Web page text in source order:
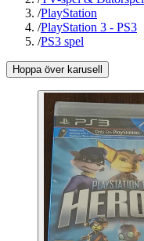
/PlayStation
/PlayStation 3 - PS3
/PS3 spel
Hoppa över karusell